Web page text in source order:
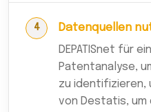
Datenquellen
DEPATISnet für
Patentanalyse,
zu identifizieren,
von Destatis, um